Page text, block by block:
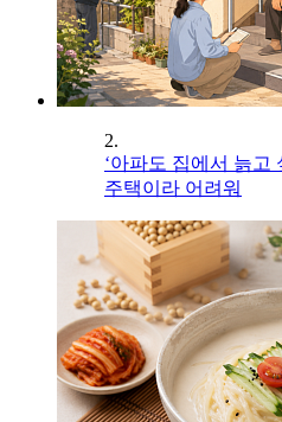
2.
‘아파도 집에서 늙고
주택이라 어려워